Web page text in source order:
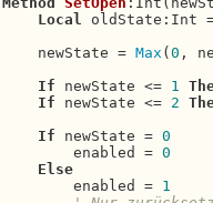
Local
oldState:Int
    newState =
Max ( 0 ,
If newState <= 1
If newState <= 2
If newState = 0
        enabled =
0
Else
        enabled =
1